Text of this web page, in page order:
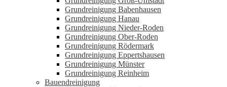
Grundreinigung Babenhausen
Grundreinigung Hanau
Grundreinigung Nieder-Roden
Grundreinigung Ober-Roden
Grundreinigung Rödermark
Grundreinigung Eppertshausen
Grundreinigung Münster
Grundreinigung Reinheim
Bauendreinigung